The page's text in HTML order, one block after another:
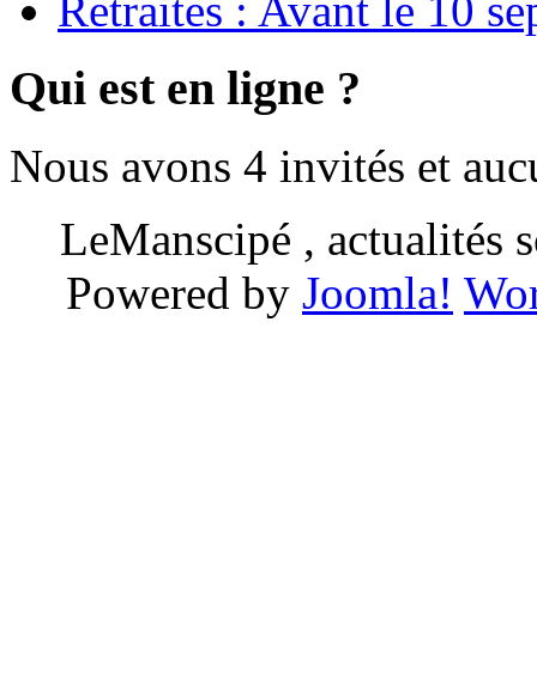
Retraites : Avant le 10
Qui est en ligne ?
Nous avons 4 invités et
LeManscipé , actualités
Powered by Joomla!